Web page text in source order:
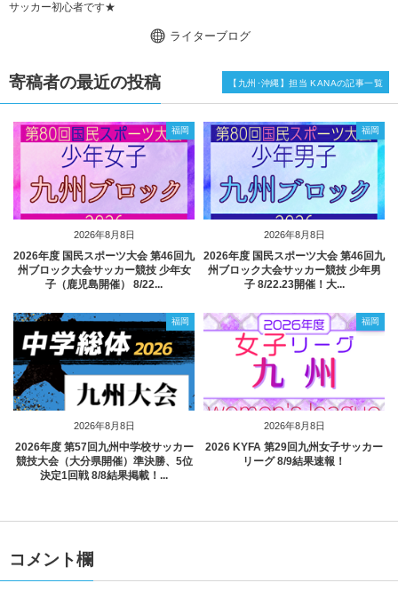
サッカー初心者です★
ライターブログ
寄稿者の最近の投稿
2026年8月8日
福岡
2026年度 国民スポーツ大会 第46回九
州ブロック大会サッカー競技 少年女
子（鹿児島開催） 8/22...
2026年8月8日
福岡
2026年度 国民スポーツ大会 第46回九
州ブロック大会サッカー競技 少年男
子 8/22.23開催！大...
2026年8月8日
福岡
2026年度 第57回九州中学校サッカー
競技大会（大分県開催）準決勝、5位
決定1回戦 8/8結果掲載！...
2026年8月8日
福岡
2026 KYFA 第29回九州女子サッカー
リーグ 8/9結果速報！
【九州･沖縄】担当 KANAの記事一覧
コメント欄